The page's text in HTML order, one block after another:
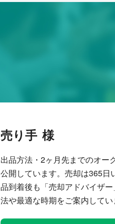
売り手
出品方法・2ヶ月先までのオー
公開しています。売却は365日
品到着後も「売却アドバイザ
法や最適な時期をご案内してい